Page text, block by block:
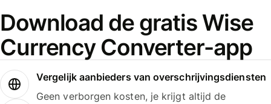
Download de gratis Wise
Currency Converter-app
Vergelijk aanbieders van overschrijvingsdiensten
Geen verborgen kosten, je krijgt altijd de